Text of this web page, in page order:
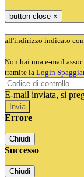
button close ×
all'indirizzo indicato
Non hai una e-mail
tramite la Login
E-mail inviata, si
Errore
Chiudi
Successo
Chiudi